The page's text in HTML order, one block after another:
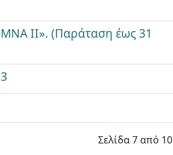
ΙΙ». (Παράταση έως 31
Σελίδα 7 από 10